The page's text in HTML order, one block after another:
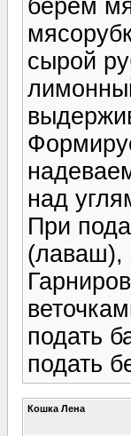
берем
сырой
над
При
(лаваш),
подать
подать
Кошка Лена